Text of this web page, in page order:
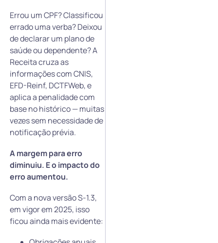
Errou um CPF? Classificou
errado uma verba? Deixou
de declarar um plano de
saúde ou dependente? A
Receita cruza as
informações com CNIS,
EFD-Reinf, DCTFWeb, e
aplica a penalidade com
base no histórico — muitas
vezes sem necessidade de
notificação prévia.
A margem para erro
diminuiu. E o impacto do
erro aumentou.
Com a nova versão S-1.3,
em vigor em 2025, isso
ficou ainda mais evidente: